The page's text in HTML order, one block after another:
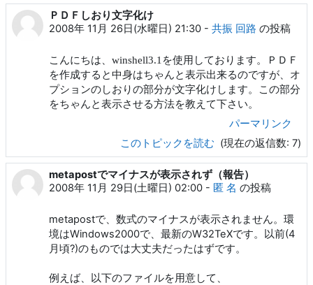
ＰＤＦしおり文字化け
2008年 11月 26日(水曜日) 21:30 - 共振 回路 の投稿
こんにちは、 winshell3.1 を使用しております。ＰＤＦ
を作成すると中身はちゃんと表示出来るのですが、オ
プションのしおりの部分が文字化けします。この部分
をちゃんと表示させる方法を教えて下さい。
パーマリンク
このトピックを読む (現在の返信数: 7)
metapostでマイナスが表示されず（報告）
2008年 11月 29日(土曜日) 02:00 - 匿 名 の投稿
metapostで、数式のマイナスが表示されません。環
境はWindows2000で、最新のW32TeXです。以前(4
月頃?)のものでは大丈夫だったはずです。
例えば、以下のファイルを用意して、